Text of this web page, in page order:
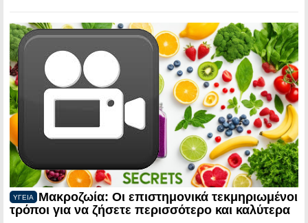
ΥΓΕΙΑ
Μακροζωία: Οι επιστημονικά τεκμηριωμένοι
τρόποι για να ζήσετε περισσότερο και καλύτερα